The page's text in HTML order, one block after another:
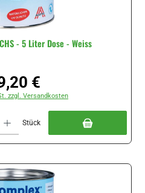
- 5 Liter Dose - Weiss
Preis:
€
zzgl. Versandkosten
Stück